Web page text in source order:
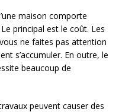
maison comporte
principal est le coût. Les
ne faites pas attention
s’accumuler. En outre, le
beaucoup de
peuvent causer des